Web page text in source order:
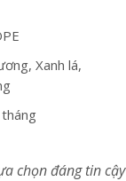
Xanh lá,
chọn đáng tin cậy